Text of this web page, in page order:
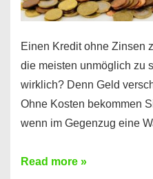
Einen Kredit ohne Zinsen
die meisten unmöglich zu
wirklich? Denn Geld
Ohne Kosten bekommen
wenn im Gegenzug eine
Einen
Read more »